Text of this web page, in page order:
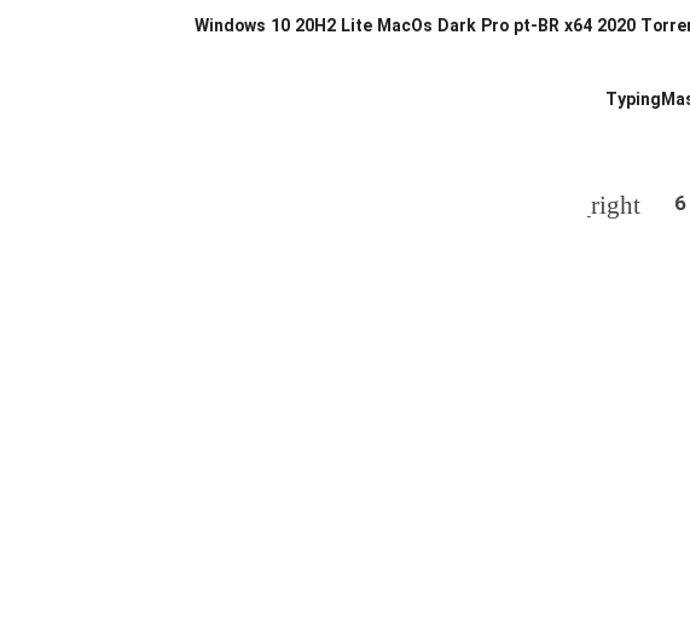
Windows 10 20H2 Lite MacOs Dark Pro pt-BR x64 2020
6